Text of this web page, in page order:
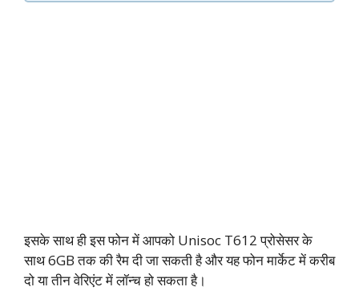
इसके साथ ही इस फोन में आपको Unisoc T612 प्रोसेसर के
साथ 6GB तक की रैम दी जा सकती है और यह फोन मार्केट में करीब
दो या तीन वेरिएंट में लॉन्च हो सकता है।